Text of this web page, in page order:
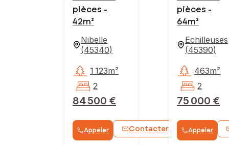
pièces -
42m²
Nibelle
(45340)
84 500 €
1 123m²
2
Appeler Contacter WhatsApp
pièces -
64m²
Echilleuses
(45390)
75 000 €
463m²
2
Appeler